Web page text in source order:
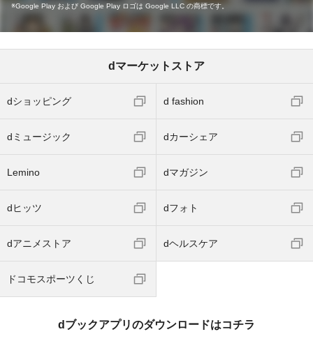
Google Play および Google Play ロゴは Google LLC の商標です。
dマーケットストア
dショッピング d fashion
dミュージック dカーシェア
Lemino dマガジン
dヒッツ dフォト
dアニメストア dヘルスケア
ドコモスポーツくじ
dブックアプリのダウンロードはコチラ